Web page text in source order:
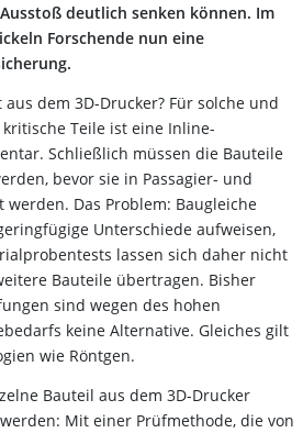
deutlich senken können. Im
Forschende nun eine
dem 3D-Drucker? Für solche und
Teile ist eine Inline-
Schließlich müssen die Bauteile
bevor sie in Passagier- und
Das Problem: Baugleiche
Unterschiede aufweisen,
lassen sich daher nicht
Bauteile übertragen. Bisher
sind wegen des hohen
keine Alternative. Gleiches gilt
wie Röntgen.
Bauteil aus dem 3D-Drucker
Mit einer Prüfmethode, die von